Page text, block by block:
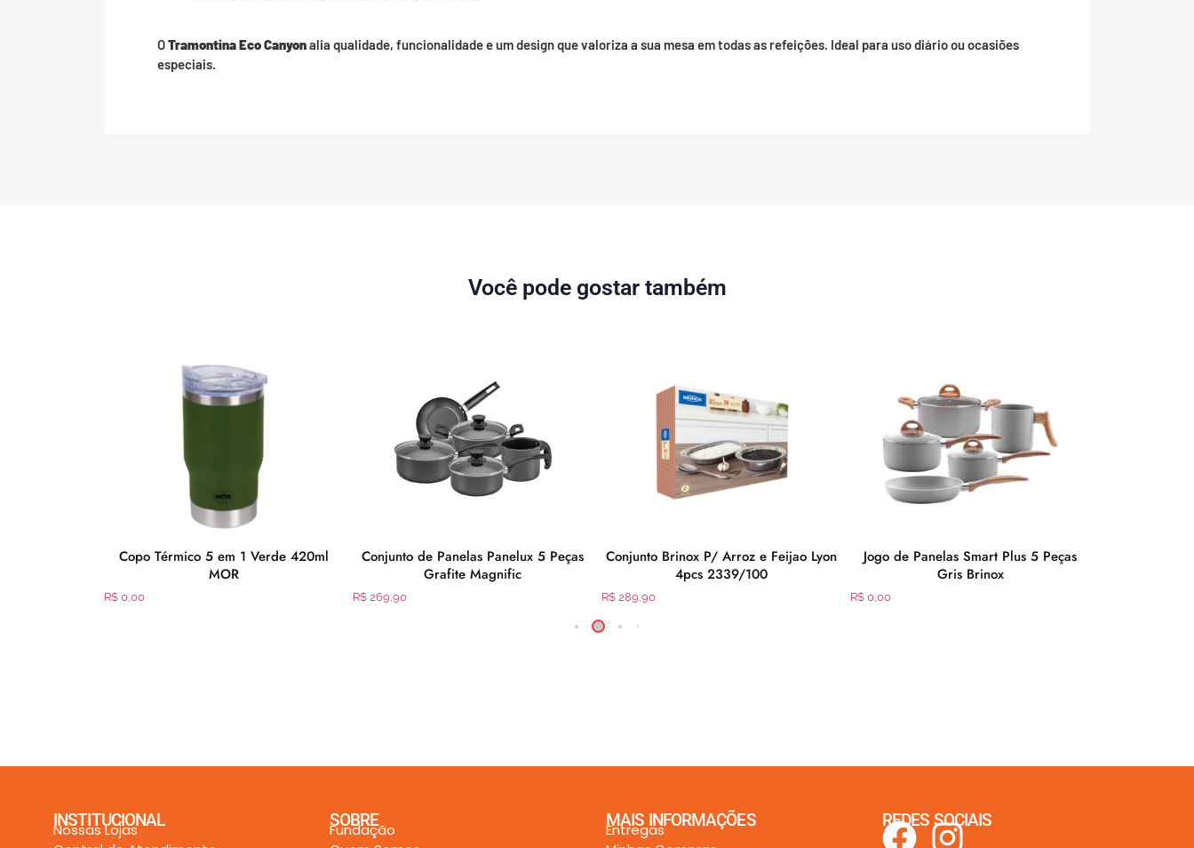
OTramontina Eco Canyonalia qualidade, funcionalidade e um design que valoriza a sua mesa em todas as refeições. Ideal para uso diário ou ocasiões
especiais.
Você pode gostar também
Copo Térmico 5 em 1 Verde 420ml
MOR
R$ 0,00
Conjunto de Panelas Panelux 5 Peças
Grafite Magnific
R$ 269,90
Conjunto Brinox P/ Arroz e Feijao Lyon
4pcs 2339/100
R$ 289,90
Jogo de Panelas Smart Plus 5 Peças
Gris Brinox
R$ 0,00
INSTITUCIONAL
Nossas Lojas
SOBRE
Fundação
MAIS INFORMAÇÕES
Entregas
REDES SOCIAIS